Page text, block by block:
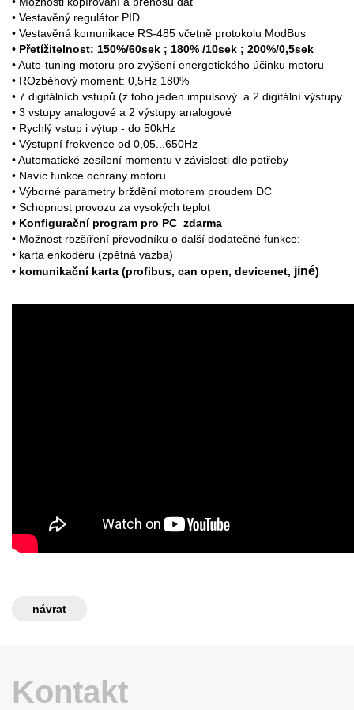
• Vestavěný regulátor PID
• Vestavěná komunikace RS-485 včetně protokolu ModBus
• Přetížitelnost: 150%/60sek ; 180% /10sek ; 200%/0,5sek
• Auto-tuning motoru pro zvýšení energetického účinku motoru
• ROzběhový moment: 0,5Hz 180%
• 7 digitálních vstupů (z toho jeden impulsový a 2 digitální výstupy
• 3 vstupy analogové a 2 výstupy analogové
• Rychlý vstup i výtup - do 50kHz
• Výstupní frekvence od 0,05...650Hz
• Automatické zesílení momentu v závislosti dle potřeby
• Navíc funkce ochrany motoru
• Výborné parametry brždění motorem proudem DC
• Schopnost provozu za vysokých teplot
• Konfigurační program pro PC zdarma
• Možnost rozšíření převodníku o další dodatečné funkce:
• karta enkodéru (zpětná vazba)
• komunikační karta (profibus, can open, devicenet, jiné)
návrat
Kontakt